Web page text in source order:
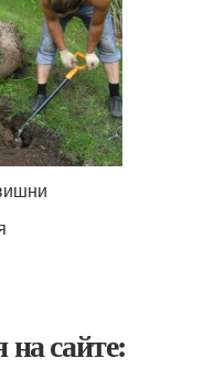
сайте: